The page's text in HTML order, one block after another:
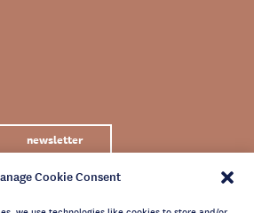
Cookie Consent
newsletter